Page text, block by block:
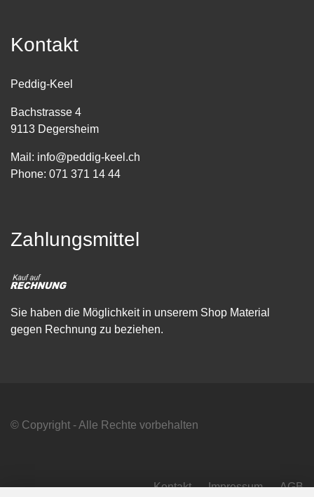
Kontakt
Peddig-Keel
Bachstrasse 4
9113 Degersheim
Mail: info@peddig-keel.ch
Phone: 071 371 14 44
Zahlungsmittel
Sie haben die Möglichkeit in unserem Shop Material
gegen Rechnung zu beziehen.
© Copyright - Alle Rechte vorbehalten
Kontakt Impressum AGB